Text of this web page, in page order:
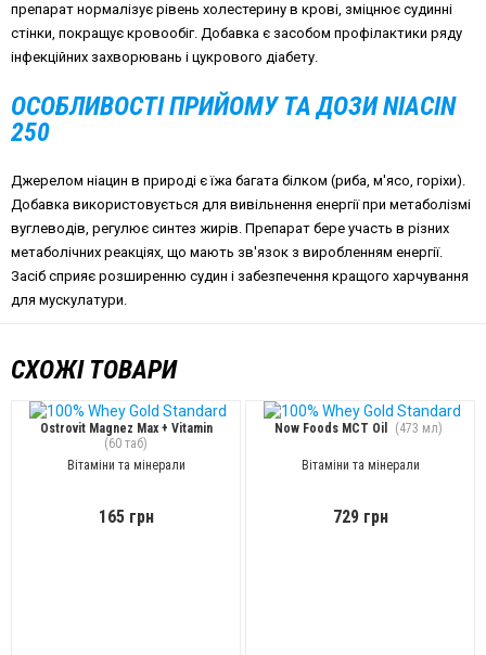
препарат нормалізує рівень холестерину в крові, зміцнює судинні
стінки, покращує кровообіг. Добавка є засобом профілактики ряду
інфекційних захворювань і цукрового діабету.
ОСОБЛИВОСТІ ПРИЙОМУ ТА ДОЗИNIACIN
250
Джерелом ніацин в природі є їжа багата білком (риба, м'ясо, горіхи).
Добавка використовується для вивільнення енергії при метаболізмі
вуглеводів, регулює синтез жирів. Препарат бере участь в різних
метаболічних реакціях, що мають зв'язок з виробленням енергії.
Засіб сприяє розширенню судин і забезпечення кращого харчування
для мускулатури.
СХОЖІ ТОВАРИ
Ostrovit Magnez Max + Vitamin
(60 таб)
Вітаміни та мінерали
165 грн
Now Foods MCT Oil (473 мл)
Вітаміни та мінерали
729 грн